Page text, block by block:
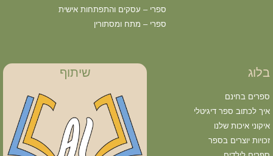
ספרי – עסקים והתפתחות אישית
ספרי – מתח ומסתורין
בלוג
ספרים בחינם
איך לכתוב ספר דיגיטלי
איקוני איכות שלנו
זכויות יוצרים בספר
שיתוף